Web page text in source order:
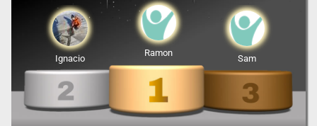
Ramon
Ignacio Sam